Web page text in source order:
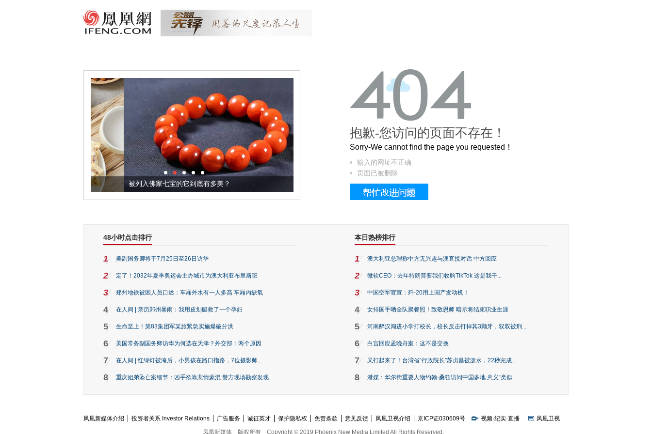
被列入佛家七宝的它到底有多美？ 这个3.2米的长卷，还原了600岁的紫禁城
抱歉-您访问的页面不存在！
Sorry-We cannot find the page you requested！
输入的网址不正确
页面已被删除
48小时点击排行
1 美副国务卿将于7月25日至26日访华
2 定了！2032年夏季奥运会主办城市为澳大利亚布里斯班
3 郑州地铁被困人员口述：车厢外水有一人多高 车厢内缺氧
4 在人间 | 亲历郑州暴雨：我用皮划艇救了一个孕妇
5 生命至上！第83集团军某旅紧急实施爆破分洪
6 美国常务副国务卿访华为何选在天津？外交部：两个原因
7 在人间 | 红绿灯被淹后，小男孩在路口指路，7位摄影师...
8 重庆姐弟坠亡案细节：凶手欲靠悲情蒙混 警方现场勘察发现...
本日热榜排行
1 澳大利亚总理称中方无兴趣与澳直接对话 中方回应
2 微软CEO：去年特朗普要我们收购TikTok 这是我干...
3 中国空军官宣：歼-20用上国产发动机！
4 女排国手晒全队聚餐照！致敬恩师 暗示将结束职业生涯
5 河南醉汉闯进小学打校长，校长反击打掉其3颗牙，双双被刑...
6 白宫回应孟晚舟案：这不是交换
7 又打起来了！台湾省“行政院长”苏贞昌被泼水，22秒完成...
8 港媒：华尔街重要人物约翰·桑顿访问中国多地 意义“类似...
凤凰新媒体介绍 投资者关系 Investor Relations 广告服务 诚征英才 保护隐私权 免责条款 意见反馈 凤凰卫视介绍 京ICP证030609号 视频·纪实·直播
凤凰卫视
凤凰新媒体
版权所有 Copyright © 2019 Phoenix New Media Limited All Rights Reserved.